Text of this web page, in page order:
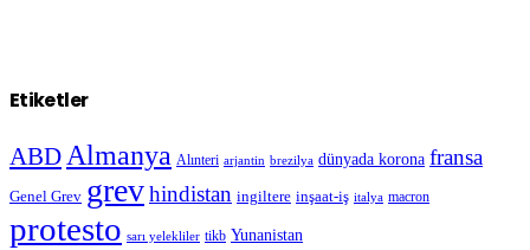
Etiketler
ABD Almanya Alınteri arjantin brezilya dünyada korona fransa
Genel Grev grevhindistan ingiltere inşaat-iş italya macron
protesto sarı yelekliler tikb Yunanistan